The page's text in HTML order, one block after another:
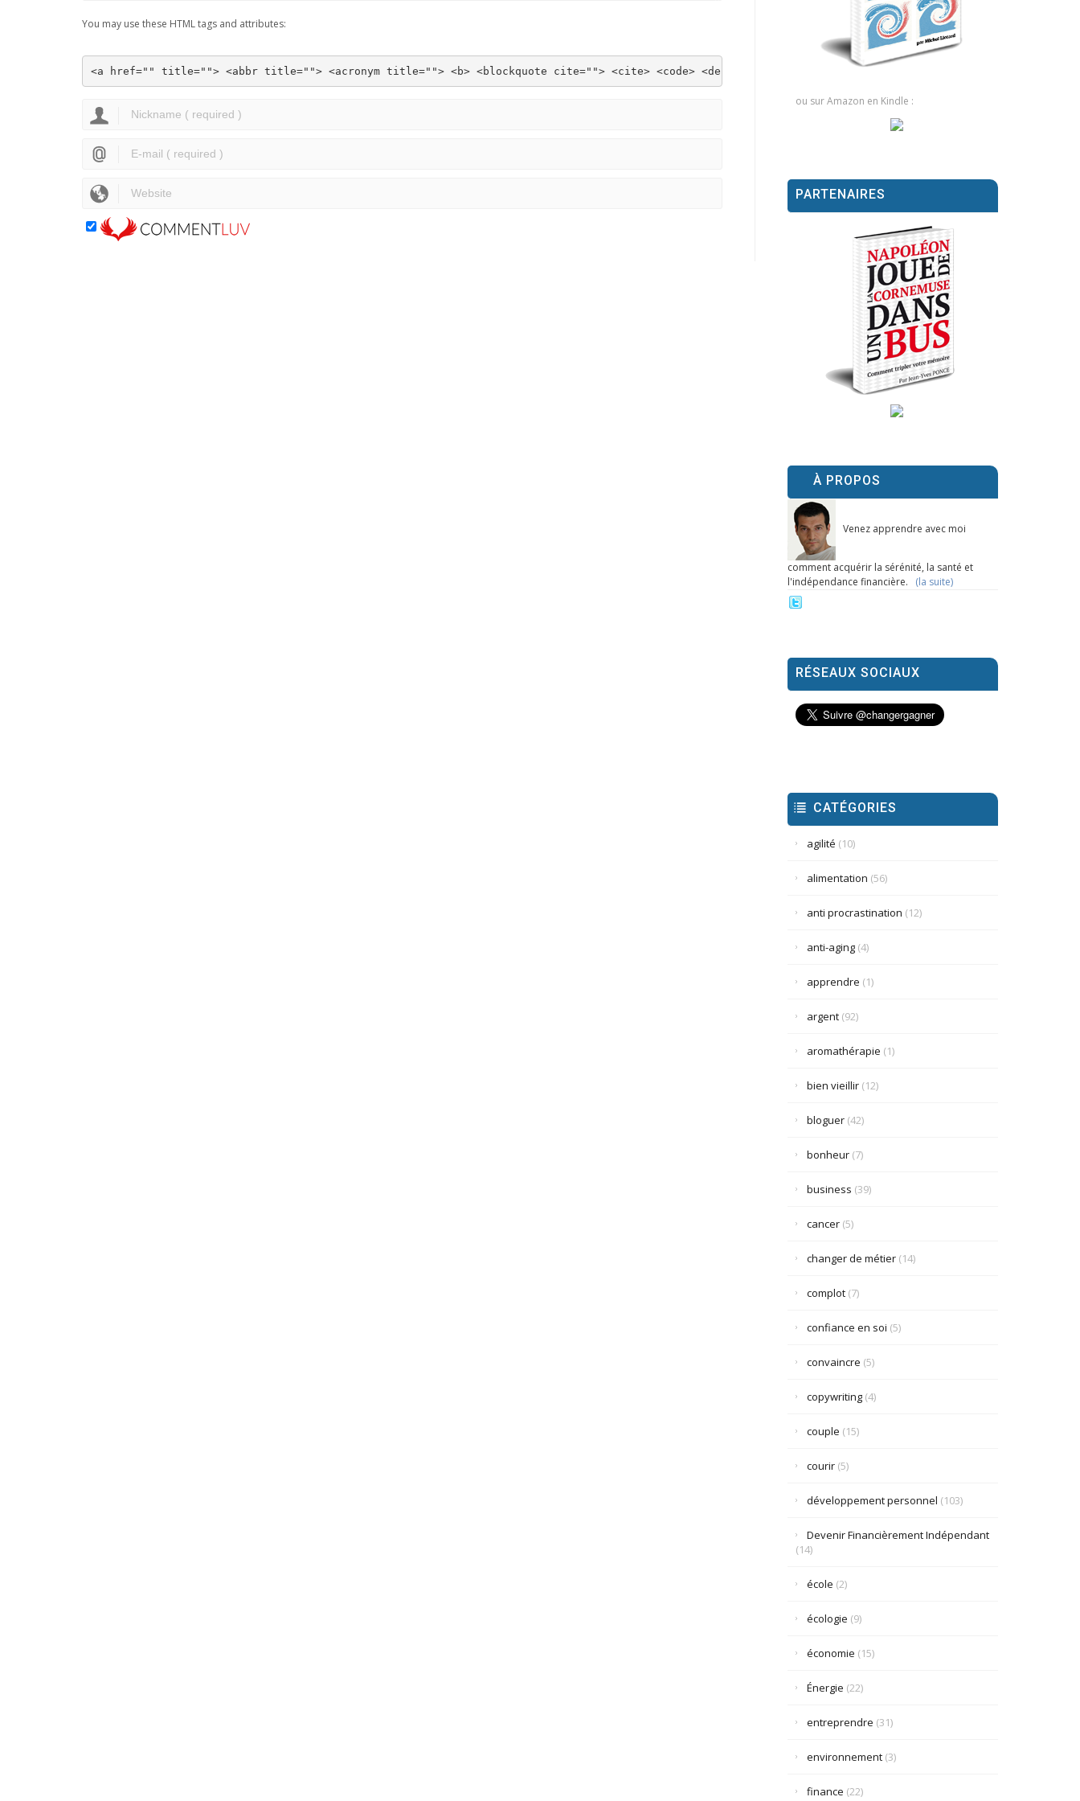
You may use these HTML tags and attributes:
<a href="" title=""> <abbr title=""> <acronym title=""> <b> <blockquote cite=""> <cite> <code> <del datetime=""> <em> <i> <q cite=""> <strike> <strong>
ou sur Amazon en Kindle :
PARTENAIRES
À PROPOS
Venez apprendre avec moi
comment acquérir la sérénité, la santé et
l'indépendance financière. (la suite)
RÉSEAUX SOCIAUX
CATÉGORIES
agilité (10)
alimentation (56)
anti procrastination (12)
anti-aging(4)
apprendre (1)
argent(92)
aromathérapie (1)
bien vieillir(12)
bloguer(42)
bonheur(7)
business (39)
cancer(5)
changer de métier(14)
complot(7)
confiance en soi (5)
convaincre (5)
copywriting(4)
couple (15)
courir(5)
développement personnel (103)
Devenir Financièrement Indépendant
(14)
école (2)
écologie (9)
économie (15)
Énergie (22)
entreprendre (31)
environnement(3)
finance (22)